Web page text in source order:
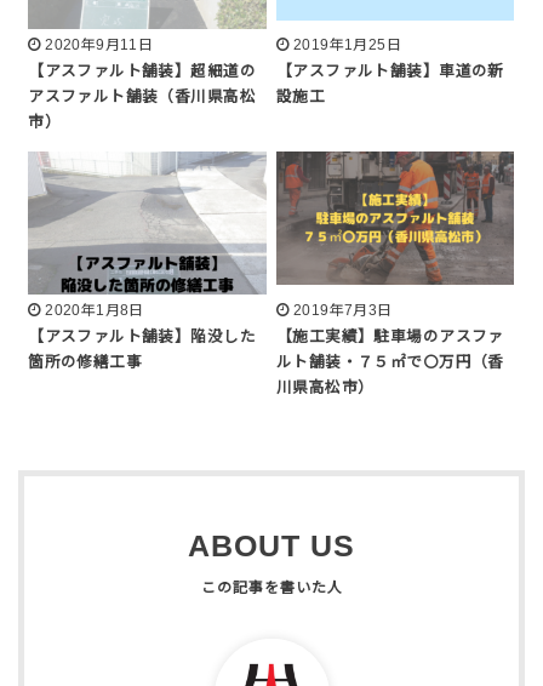
2020年9月11日
【アスファルト舗装】超細道の
アスファルト舗装（香川県高松
市）
2019年1月25日
【アスファルト舗装】車道の新
設施工
2020年1月8日
【アスファルト舗装】陥没した
箇所の修繕工事
2019年7月3日
【施工実績】駐車場のアスファ
ルト舗装・７５㎡で〇万円（香
川県高松市）
ABOUT US